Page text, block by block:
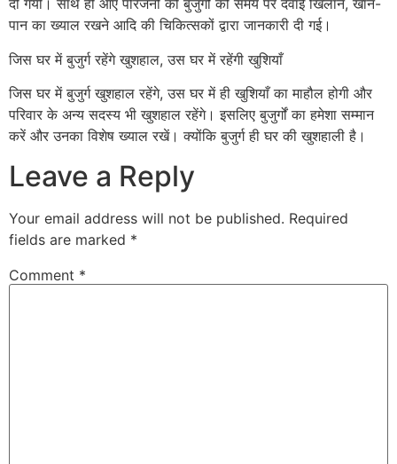
दी गयी। साथ ही आए परिजनों को बुजुर्गों को समय पर दवाई खिलाने, खान-
पान का ख्याल रखने आदि की चिकित्सकों द्वारा जानकारी दी गई।
जिस घर में बुजुर्ग रहेंगे खुशहाल, उस घर में रहेंगी खुशियाँ
जिस घर में बुजुर्ग खुशहाल रहेंगे, उस घर में ही खुशियाँ का माहौल होगी और
परिवार के अन्य सदस्य भी खुशहाल रहेंगे। इसलिए बुजुर्गों का हमेशा सम्मान
करें और उनका विशेष ख्याल रखें। क्योंकि बुजुर्ग ही घर की खुशहाली है।
Leave a Reply
Your email address will not be published. Required
fields are marked *
Comment *